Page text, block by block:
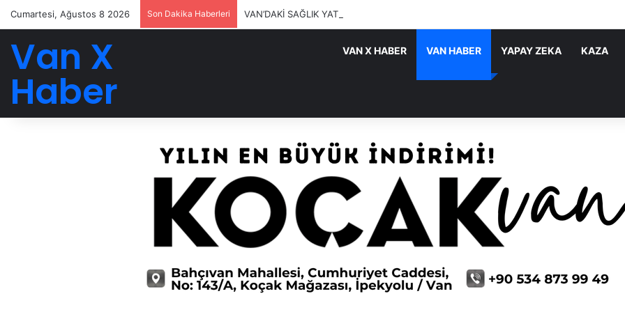
Cumartesi, Ağustos 8 2026 Son Dakika Haberleri VAN’DAKİ SAĞLIK YATIRIMLARI SÜRÜYOR
Van X
Haber
VAN X HABER VAN HABER YAPAY ZEKA KAZA